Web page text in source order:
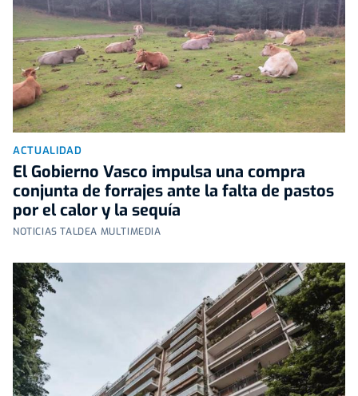
ACTUALIDAD
El Gobierno Vasco impulsa una compra
conjunta de forrajes ante la falta de pastos
por el calor y la sequía
NOTICIAS TALDEA MULTIMEDIA